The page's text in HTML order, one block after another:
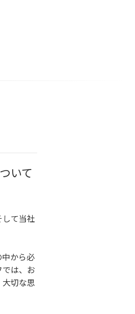
いて
て当社
から必
は、お
切な思